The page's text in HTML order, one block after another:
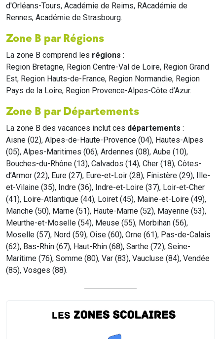
d'Orléans-Tours, Académie de Reims, RAcadémie de
Rennes, Académie de Strasbourg.
Zone B par Régions
La zone B comprend les régions :
Region Bretagne, Region Centre-Val de Loire, Region Grand
Est, Region Hauts-de-France, Region Normandie, Region
Pays de la Loire, Region Provence-Alpes-Côte d’Azur.
Zone B par Départements
La zone B des vacances inclut ces départements :
Aisne (02), Alpes-de-Haute-Provence (04), Hautes-Alpes
(05), Alpes-Maritimes (06), Ardennes (08), Aube (10),
Bouches-du-Rhône (13), Calvados (14), Cher (18), Côtes-
d’Armor (22), Eure (27), Eure-et-Loir (28), Finistère (29), Ille-
et-Vilaine (35), Indre (36), Indre-et-Loire (37), Loir-et-Cher
(41), Loire-Atlantique (44), Loiret (45), Maine-et-Loire (49),
Manche (50), Marne (51), Haute-Marne (52), Mayenne (53),
Meurthe-et-Moselle (54), Meuse (55), Morbihan (56),
Moselle (57), Nord (59), Oise (60), Orne (61), Pas-de-Calais
(62), Bas-Rhin (67), Haut-Rhin (68), Sarthe (72), Seine-
Maritime (76), Somme (80), Var (83), Vaucluse (84), Vendée
(85), Vosges (88).